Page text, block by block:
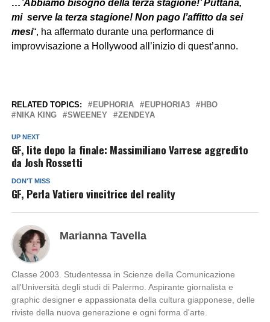
…’Abbiamo bisogno della terza stagione!’ Puttana,
mi serve la terza stagione! Non pago l’affitto da sei
mesi“, ha affermato durante una performance di
improvvisazione a Hollywood all’inizio di quest’anno.
RELATED TOPICS: EUPHORIA EUPHORIA3
HBO
NIKA KING
SWEENEY ZENDEYA
UP NEXT
GF, lite dopo la finale: Massimiliano Varrese aggredito
da Josh Rossetti
DON'T MISS
GF, Perla Vatiero vincitrice del reality
Marianna Tavella
Classe 2003. Studentessa in Scienze della Comunicazione
all'Università degli studi di Palermo. Aspirante giornalista e
graphic designer e appassionata della cultura giapponese, delle
riviste della nuova generazione e ogni forma d'arte.